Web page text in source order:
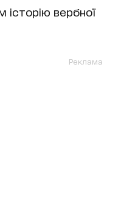
історію вербної
Реклама